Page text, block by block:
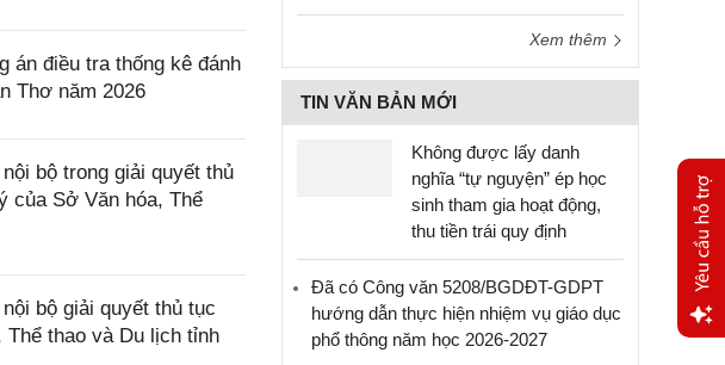
án điều tra thống kê đánh
Thơ năm 2026
bộ trong giải quyết thủ
của Sở Văn hóa, Thể
bộ giải quyết thủ tục
thao và Du lịch tỉnh
Xem thêm
TIN VĂN BẢN MỚI
Không được lấy danh
nghĩa “tự nguyện” ép học
sinh tham gia hoạt động,
thu tiền trái quy định
Đã có Công văn 5208/BGDĐT-GDPT
hướng dẫn thực hiện nhiệm vụ giáo dục
phổ thông năm học 2026-2027